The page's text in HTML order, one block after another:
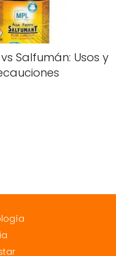
Salfumán: Usos y